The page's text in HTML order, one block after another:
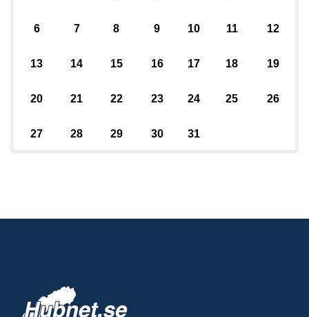
6 7 8 9 10 11 12
13 14 15 16 17 18 19
20 21 22 23 24 25 26
27 28 29 30 31